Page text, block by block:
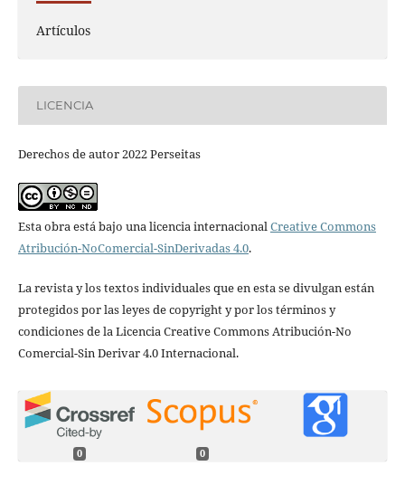
Artículos
LICENCIA
Derechos de autor 2022 Perseitas
Esta obra está bajo una licencia internacional Creative Commons
Atribución-NoComercial-SinDerivadas 4.0.
La revista y los textos individuales que en esta se divulgan están
protegidos por las leyes de copyright y por los términos y
condiciones de la Licencia Creative Commons Atribución-No
Comercial-Sin Derivar 4.0 Internacional.
0 0